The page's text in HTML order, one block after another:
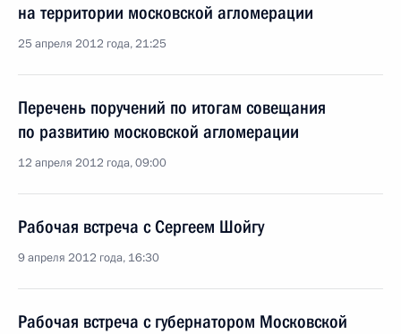
на территории московской агломерации
25 апреля 2012 года, 21:25
Перечень поручений по итогам совещания
по развитию московской агломерации
12 апреля 2012 года, 09:00
Рабочая встреча с Сергеем Шойгу
9 апреля 2012 года, 16:30
Рабочая встреча с губернатором Московской